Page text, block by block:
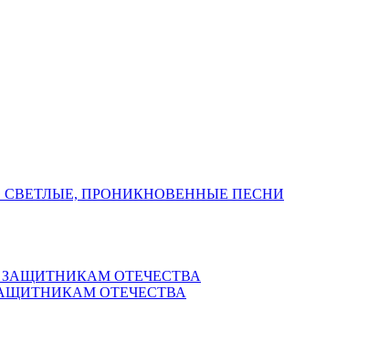
СВЕТЛЫЕ, ПРОНИКНОВЕННЫЕ ПЕСНИ
ОТЕЧЕСТВА